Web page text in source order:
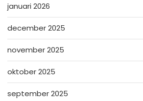
januari 2026
december 2025
november 2025
oktober 2025
september 2025